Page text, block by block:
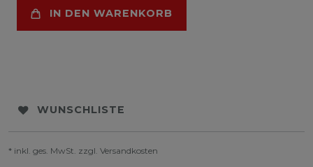
IN DEN WARENKORB
WUNSCHLISTE
* inkl. ges. MwSt. zzgl. Versandkosten